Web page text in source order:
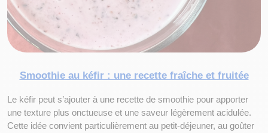
Smoothie au kéfir : une recette fraîche et fruitée
Le kéfir peut s’ajouter à une recette de smoothie pour apporter
une texture plus onctueuse et une saveur légèrement acidulée.
Cette idée convient particulièrement au petit-déjeuner, au goûter